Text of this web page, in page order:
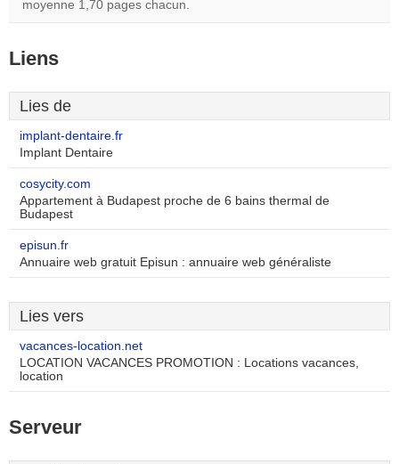
moyenne 1,70 pages chacun.
Liens
Lies de
implant-dentaire.fr
Implant Dentaire
cosycity.com
Appartement à Budapest proche de 6 bains thermal de
Budapest
episun.fr
Annuaire web gratuit Episun : annuaire web généraliste
Lies vers
vacances-location.net
LOCATION VACANCES PROMOTION : Locations vacances,
location
Serveur